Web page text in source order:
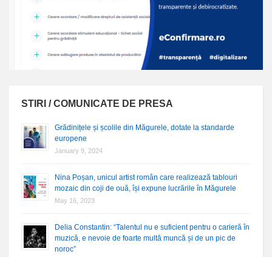
STIRI / COMUNICATE DE PRESA
Grădinițele și școlile din Măgurele, dotate la standarde
europene
January 9, 2024
Nina Poșan, unicul artist român care realizează tablouri
mozaic din coji de ouă, își expune lucrările în Măgurele
May 16, 2023
Delia Constantin: “Talentul nu e suficient pentru o carieră în
muzică, e nevoie de foarte multă muncă și de un pic de
noroc”